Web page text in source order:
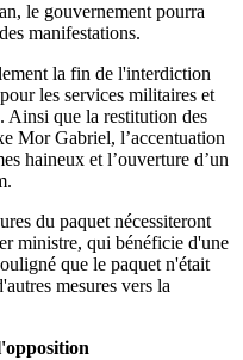
le gouvernement pourra
manifestations.
la fin de l'interdiction
les services militaires et
Ainsi que la restitution des
Mor Gabriel, l’accentuation
haineux et l’ouverture d’un
du paquet nécessiteront
ministre, qui bénéficie d'une
que le paquet n'était
mesures vers la